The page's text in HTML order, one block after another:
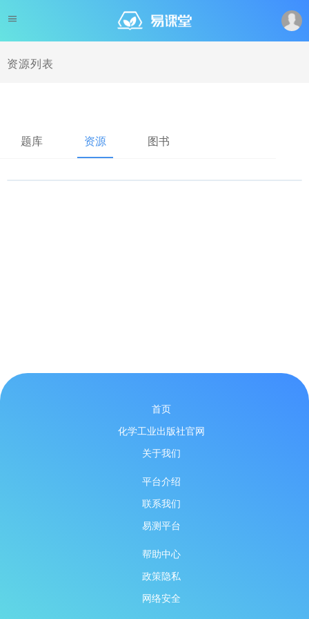
资源列表
题库 资源 图书
首页
化学工业出版社官网
关于我们
平台介绍
联系我们
易测平台
帮助中心
政策隐私
网络安全